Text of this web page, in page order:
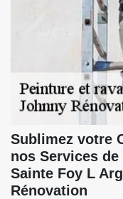
Sublimez votre
nos Services
Sainte Foy L
Rénovation